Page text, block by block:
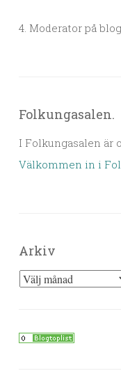
4. Moderator på
Folkungasalen.
I Folkungasalen är
Välkommen in i
Arkiv
Arkiv